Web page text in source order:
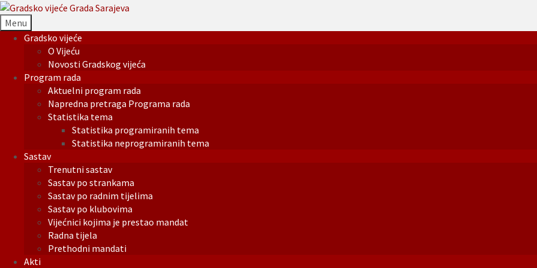
Menu
Gradsko vijeće
O Vijeću
Novosti Gradskog vijeća
Program rada
Aktuelni program rada
Napredna pretraga Programa rada
Statistika tema
Statistika programiranih tema
Statistika neprogramiranih tema
Sastav
Trenutni sastav
Sastav po strankama
Sastav po radnim tijelima
Sastav po klubovima
Vijećnici kojima je prestao mandat
Radna tijela
Prethodni mandati
Akti